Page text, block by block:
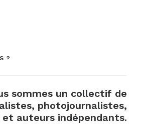
?
sommes un collectif de
photojournalistes,
auteurs indépendants.